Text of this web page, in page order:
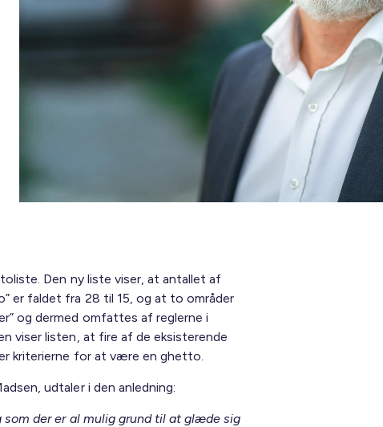
Den ny liste viser, at antallet af
er faldet fra 28 til 15, og at to områder
og dermed omfattes af reglerne i
viser listen, at fire af de eksisterende
kriterierne for at være en ghetto.
udtaler i den anledning:
som der er al mulig grund til at glæde sig